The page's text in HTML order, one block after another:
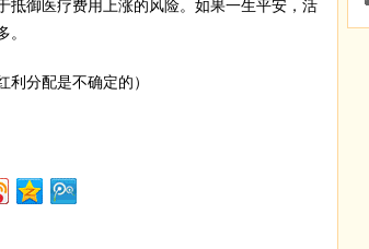
御医疗费用上涨的风险。如果一生平安，活
。
分配是不确定的）